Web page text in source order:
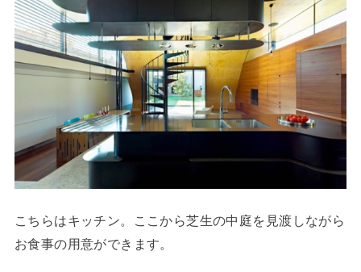
こちらはキッチン。ここから芝生の中庭を見渡しながら
お食事の用意ができます。